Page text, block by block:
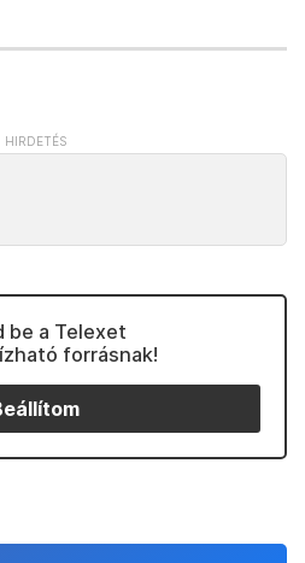
be a Telexet
forrásnak!